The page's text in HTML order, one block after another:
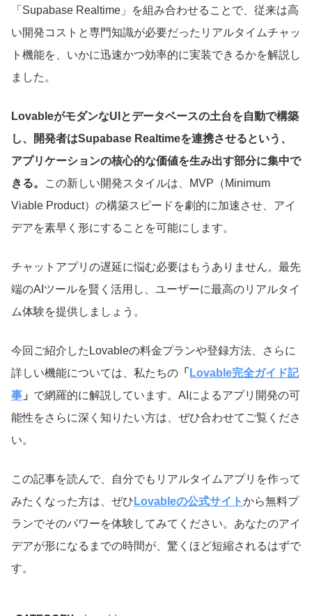
「Supabase Realtime」を組み合わせることで、従来は高
い開発コストと専門知識が必要だったリアルタイムチャッ
ト機能を、いかに迅速かつ効率的に実装できるかを解説し
ました。
LovableがモダンなUIとデータベースの土台を自動で構築
し、開発者はSupabase Realtimeを連携させるという、
アプリケーションの核心的な価値を生み出す部分に集中で
きる。
この新しい開発スタイルは、MVP（Minimum
Viable Product）の構築スピードを劇的に加速させ、アイ
デアを素早く形にすることを可能にします。
チャットアプリの遅延に悩む必要はもうありません。最先
端のAIツールを賢く活用し、ユーザーに最高のリアルタイ
ム体験を提供しましょう。
今回ご紹介したLovableの料金プランや登録方法、さらに
詳しい機能については、私たちの 「 Lovable完全ガイド記
事 」 で網羅的に解説しています。AIによるアプリ開発の可
能性をさらに深く知りたい方は、ぜひ合わせてご覧くださ
い。
この記事を読んで、自分でもリアルタイムアプリを作って
みたくなった方は、ぜひ Lovableの公式サイトから無料プ
ランでそのパワーを体験してみてください。あなたのアイ
デアが形になるまでの時間が、驚くほど短縮されるはずで
す。